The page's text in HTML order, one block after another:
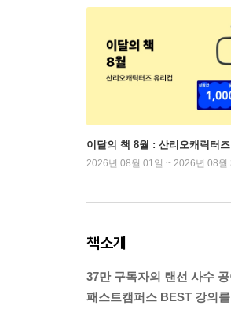
이달의 책 8월 : 산리오캐릭터즈
2026년 08월 01일 ~ 2026년 08월
책소개
37만 구독자의 랜선 사수
패스트캠퍼스 BEST 강의